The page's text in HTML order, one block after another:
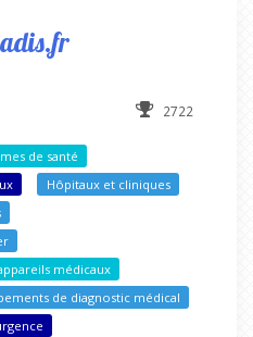
2722
de santé
Hôpitaux et cliniques
médicaux
de diagnostic médical